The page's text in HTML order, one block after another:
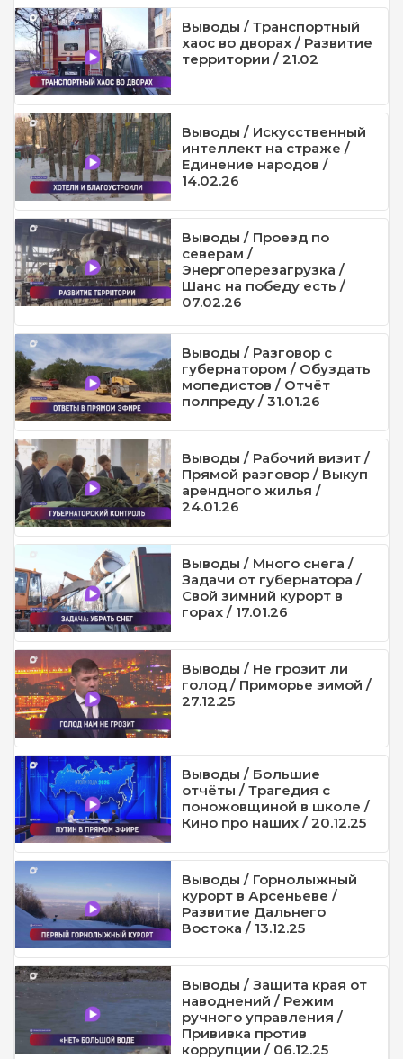
Выводы / Транспортный
хаос во дворах / Развитие
территории / 21.02
Выводы / Искусственный
интеллект на страже /
Единение народов /
14.02.26
Выводы / Проезд по
северам /
Энергоперезагрузка /
Шанс на победу есть /
07.02.26
Выводы / Разговор с
губернатором / Обуздать
мопедистов / Отчёт
полпреду / 31.01.26
Выводы / Рабочий визит /
Прямой разговор / Выкуп
арендного жилья /
24.01.26
Выводы / Много снега /
Задачи от губернатора /
Свой зимний курорт в
горах / 17.01.26
Выводы / Не грозит ли
голод / Приморье зимой /
27.12.25
Выводы / Большие
отчёты / Трагедия с
поножовщиной в школе /
Кино про наших / 20.12.25
Выводы / Горнолыжный
курорт в Арсеньеве /
Развитие Дальнего
Востока / 13.12.25
Выводы / Защита края от
наводнений / Режим
ручного управления /
Прививка против
коррупции / 06.12.25